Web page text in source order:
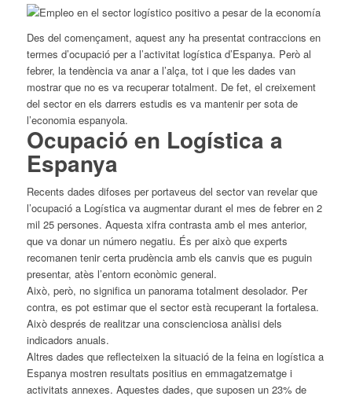
Des del començament, aquest any ha presentat contraccions en
termes d’ocupació per a l’activitat logística d’Espanya. Però al
febrer, la tendència va anar a l’alça, tot i que les dades van
mostrar que no es va recuperar totalment. De fet, el creixement
del sectoren els darrers estudis es va mantenir per sota de
l’economia espanyola.
Ocupació en Logística a
Espanya
Recents dades difoses per portaveus del sectorvan revelar que
l’ocupació a Logística va augmentar durant el mes de febrer en 2
mil 25 persones. Aquesta xifra contrasta amb el mes anterior,
que va donar un número negatiu. És per això que experts
recomanen tenir certa prudència amb els canvis que es puguin
presentar, atès l’entorn econòmic general.
Això, però, no significa un panorama totalment desolador. Per
contra, es pot estimar que el sectorestà recuperant la fortalesa.
Això després de realitzar una conscienciosa anàlisi dels
indicadors anuals.
Altres dades que reflecteixen la situació de la feina en logística a
Espanya mostren resultats positius en emmagatzematge i
activitats annexes. Aquestes dades, que suposen un 23% de